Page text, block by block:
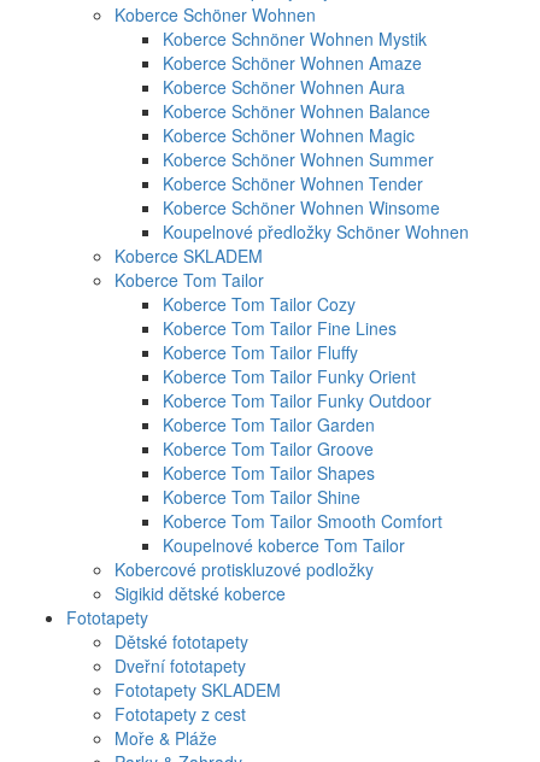
Koberce Schöner Wohnen
Koberce Schnöner Wohnen Mystik
Koberce Schöner Wohnen Amaze
Koberce Schöner Wohnen Aura
Koberce Schöner Wohnen Balance
Koberce Schöner Wohnen Magic
Koberce Schöner Wohnen Summer
Koberce Schöner Wohnen Tender
Koberce Schöner Wohnen Winsome
Koupelnové předložky Schöner Wohnen
Koberce SKLADEM
Koberce Tom Tailor
Koberce Tom Tailor Cozy
Koberce Tom Tailor Fine Lines
Koberce Tom Tailor Fluffy
Koberce Tom Tailor Funky Orient
Koberce Tom Tailor Funky Outdoor
Koberce Tom Tailor Garden
Koberce Tom Tailor Groove
Koberce Tom Tailor Shapes
Koberce Tom Tailor Shine
Koberce Tom Tailor Smooth Comfort
Koupelnové koberce Tom Tailor
Kobercové protiskluzové podložky
Sigikid dětské koberce
Fototapety
Dětské fototapety
Dveřní fototapety
Fototapety SKLADEM
Fototapety z cest
Moře & Pláže